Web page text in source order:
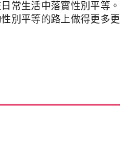
常生活中落實性別平等。
別平等的路上做得更多更